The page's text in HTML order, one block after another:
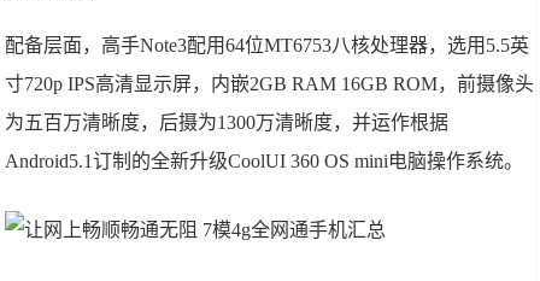
配备层面，高手Note3配用64位MT6753八核处理器，选用5.5英
寸720p IPS高清显示屏，内嵌2GB RAM 16GB ROM，前摄像头
为五百万清晰度，后摄为1300万清晰度，并运作根据
Android5.1订制的全新升级CoolUI 360 OS mini电脑操作系统。